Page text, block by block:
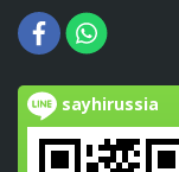
sayhirussia